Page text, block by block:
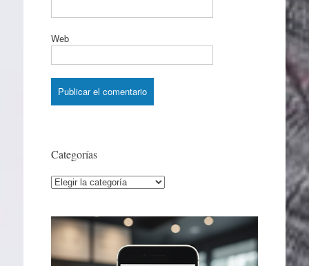
Web
Categorías
Categorías